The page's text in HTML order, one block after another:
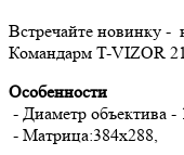
Встречайте новинку -
Командарм T-VIZOR
Особенности
- Диаметр объектива -
- Матрица:384x288,